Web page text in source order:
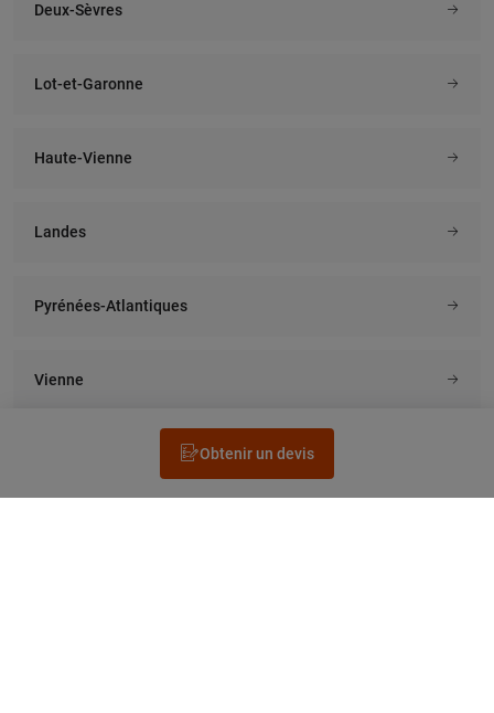
Obtenir un devis
Deux-Sèvres
Lot-et-Garonne
Haute-Vienne
Landes
Pyrénées-Atlantiques
Vienne